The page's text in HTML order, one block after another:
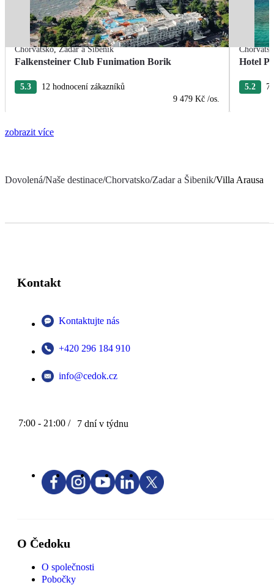
Chorvatsko,Zadar a Šibenik
Falkensteiner Club Funimation Borik
5.3
12 hodnocení zákazníků
9 479 Kč /os.
Hotel
5.2 7
zobrazit více
Dovolená/Naše destinace/Chorvatsko/Zadar a Šibenik/Villa Arausa
Kontakt
Kontaktujte nás
+420 296 184 910
info@cedok.cz
7:00 - 21:00 / 7 dní v týdnu
O Čedoku
O společnosti
Pobočky